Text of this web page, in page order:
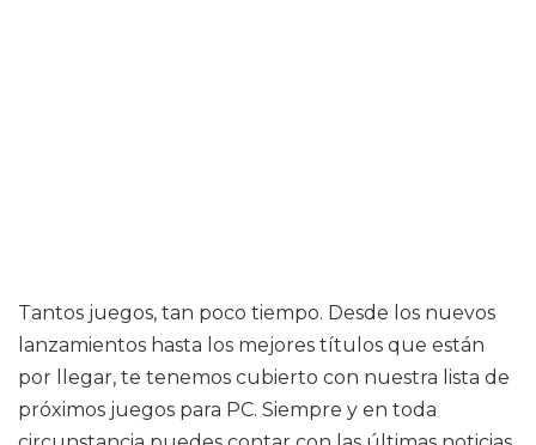
Tantos juegos, tan poco tiempo. Desde los nuevos
lanzamientos hasta los mejores títulos que están
por llegar, te tenemos cubierto con nuestra lista de
próximos juegos para PC. Siempre y en toda